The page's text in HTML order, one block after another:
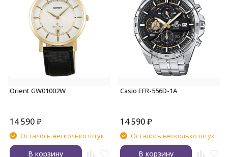
Orient GW01002W
14 590₽
Осталось несколько штук
В корзину
Casio EFR-556D-1A
14 590 ₽
Осталось несколько штук
В корзину